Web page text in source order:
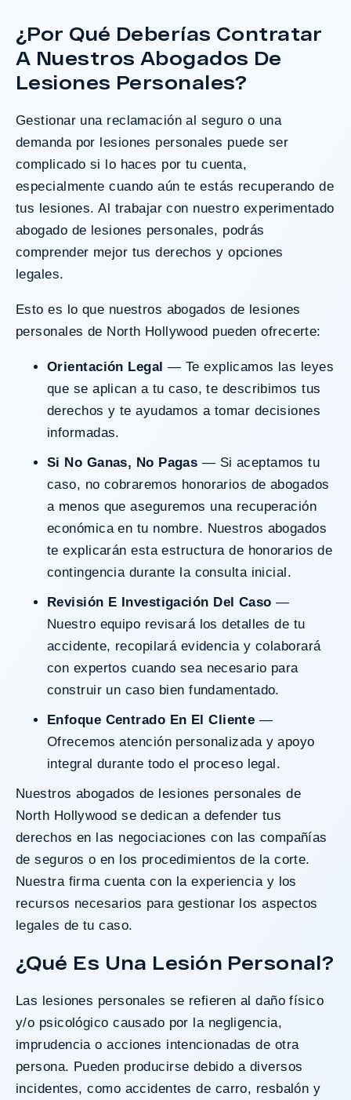
¿Tengo Un Caso?
¿Por Qué Deberías Contratar
A Nuestros Abogados De
Lesiones Personales?
Gestionar una reclamación al seguro o una
demanda por lesiones personales puede ser
complicado si lo haces por tu cuenta,
especialmente cuando aún te estás recuperando de
tus lesiones. Al trabajar con nuestro experimentado
abogado de lesiones personales, podrás
comprender mejor tus derechos y opciones
legales.
Esto es lo que nuestros abogados de lesiones
personales de North Hollywood pueden ofrecerte:
Orientación Legal — Te explicamos las leyes
que se aplican a tu caso, te describimos tus
derechos y te ayudamos a tomar decisiones
informadas.
Si No Ganas, No Pagas — Si aceptamos tu
caso, no cobraremos honorarios de abogados
a menos que aseguremos una recuperación
económica en tu nombre. Nuestros abogados
te explicarán esta estructura de honorarios de
contingencia durante la consulta inicial.
Revisión E Investigación Del Caso —
Nuestro equipo revisará los detalles de tu
accidente, recopilará evidencia y colaborará
con expertos cuando sea necesario para
construir un caso bien fundamentado.
Enfoque Centrado En El Cliente —
Ofrecemos atención personalizada y apoyo
integral durante todo el proceso legal.
Nuestros abogados de lesiones personales de
North Hollywood se dedican a defender tus
derechos en las negociaciones con las compañías
de seguros o en los procedimientos de la corte.
Nuestra firma cuenta con la experiencia y los
recursos necesarios para gestionar los aspectos
legales de tu caso.
¿Qué Es Una Lesión Personal?
Las lesiones personales se refieren al daño físico
y/o psicológico causado por la negligencia,
imprudencia o acciones intencionadas de otra
persona. Pueden producirse debido a diversos
incidentes, como accidentes de carro, resbalón y